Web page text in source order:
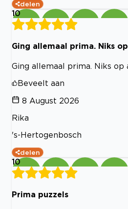
delen
10
Ging allemaal prima. Niks
Ging allemaal prima. Niks op
Beveelt aan
8 August 2026
Rika
's-Hertogenbosch
delen
10
Prima puzzels